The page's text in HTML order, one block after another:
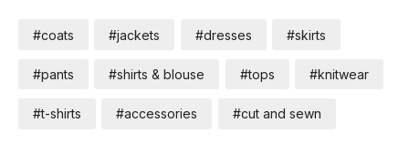
#coats #jackets #dresses #skirts
#pants #shirts & blouse #tops #knitwear
#t-shirts #accessories #cut and sewn